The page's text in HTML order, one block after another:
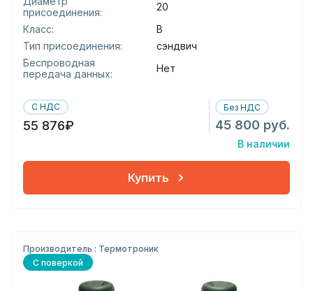
присоединения:
20
Класс:
В
Тип присоединения:
сэндвич
Беспроводная
передача данных:
Нет
С НДС
55 876₽
Без НДС
45 800 руб.
В наличии
Купить
Производитель : Термотроник
С поверкой